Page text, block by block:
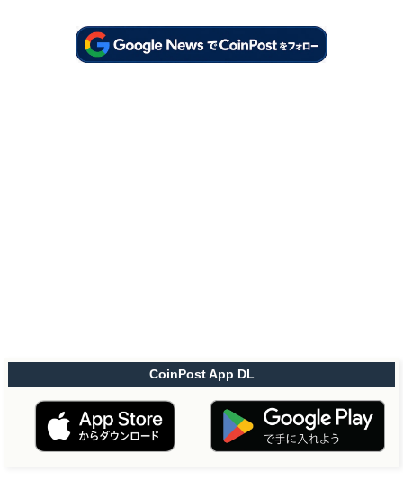
CoinPost App DL